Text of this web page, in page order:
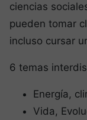
ciencias
pueden tomar
incluso cursar
6 temas
Energía,
Vida,